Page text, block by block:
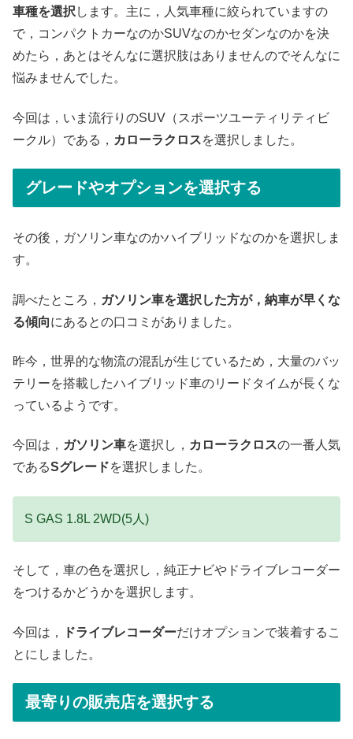
車種を選択 します。主に，人気車種に絞られていますの
で，コンパクトカーなのかSUVなのかセダンなのかを決
めたら，あとはそんなに選択肢はありませんのでそんなに
悩みませんでした。
今回は，いま流行りのSUV（スポーツユーティリティビ
ークル）である， カローラクロスを選択しました。
グレードやオプションを選択する
その後，ガソリン車なのかハイブリッドなのかを選択しま
す。
調べたところ， ガソリン車を選択した方が，納車が早くな
る傾向にあるとの口コミがありました。
昨今，世界的な物流の混乱が生じているため，大量のバッ
テリーを搭載したハイブリッド車のリードタイムが長くな
っているようです。
今回は， ガソリン車を選択し， カローラクロスの一番人気
であるSグレードを選択しました。
S GAS 1.8L 2WD(5人)
そして，車の色を選択し，純正ナビやドライブレコーダー
をつけるかどうかを選択します。
今回は， ドライブレコーダーだけオプションで装着するこ
とにしました。
最寄りの販売店を選択する